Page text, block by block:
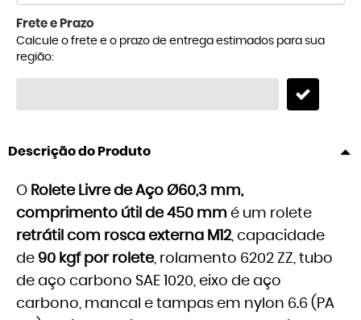
Frete e Prazo
Calcule o frete e o prazo de entrega estimados para sua
região:
Descrição do Produto
O Rolete Livre de Aço Ø60,3 mm,
comprimento útil de 450 mm é um rolete
retrátil com rosca externa M12, capacidade
de 90 kgf por rolete, rolamento 6202 ZZ, tubo
de aço carbono SAE 1020, eixo de aço
carbono, mancal e tampas em nylon 6.6 (PA